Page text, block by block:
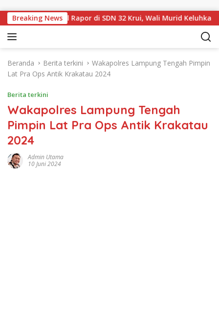
Breaking News
dan Sampul Rapor di SDN 32 Krui, Wali Murid Keluhkan
Beranda Berita terkini
Wakapolres Lampung Tengah Pimpin
Lat Pra Ops Antik Krakatau 2024
Berita terkini
Wakapolres Lampung Tengah
Pimpin Lat Pra Ops Antik Krakatau
2024
Admin Utama
10 Juni 2024